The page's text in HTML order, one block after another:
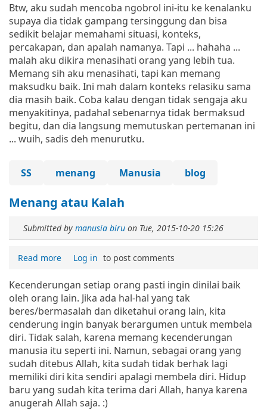
Btw, aku sudah mencoba ngobrol ini-itu ke kenalanku
supaya dia tidak gampang tersinggung dan bisa
sedikit belajar memahami situasi, konteks,
percakapan, dan apalah namanya. Tapi ... hahaha ...
malah aku dikira menasihati orang yang lebih tua.
Memang sih aku menasihati, tapi kan memang
maksudku baik. Ini mah dalam konteks relasiku sama
dia masih baik. Coba kalau dengan tidak sengaja aku
menyakitinya, padahal sebenarnya tidak bermaksud
begitu, dan dia langsung memutuskan pertemanan ini
... wuih, sadis deh menurutku.
SS menang Manusia blog
Menang atau Kalah
Submitted by manusia biru on Tue, 2015-10-20 15:26
Read more Log in to post comments
Kecenderungan setiap orang pasti ingin dinilai baik
oleh orang lain. Jika ada hal-hal yang tak
beres/bermasalah dan diketahui orang lain, kita
cenderung ingin banyak berargumen untuk membela
diri. Tidak salah, karena memang kecenderungan
manusia itu seperti ini. Namun, sebagai orang yang
sudah ditebus Allah, kita sudah tidak berhak lagi
memiliki diri kita sendiri apalagi membela diri. Hidup
baru yang sudah kita terima dari Allah, hanya karena
anugerah Allah saja. :)